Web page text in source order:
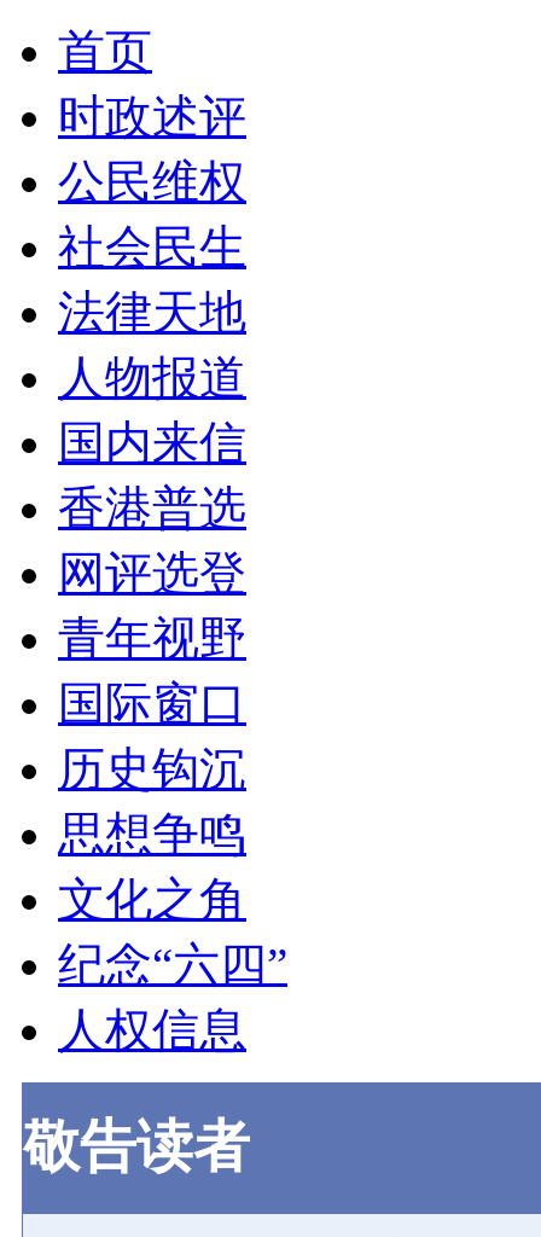
首页
时政述评
公民维权
社会民生
法律天地
人物报道
国内来信
香港普选
网评选登
青年视野
国际窗口
历史钩沉
思想争鸣
文化之角
纪念“六四”
人权信息
敬告读者